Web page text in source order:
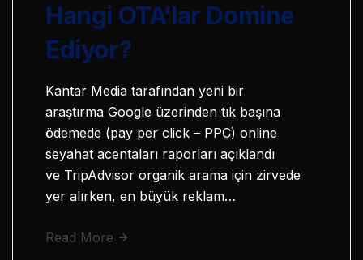
Hangi OTA’lar Domine
Ediyor?
Kantar Media tarafından yeni bir
araştırma Google üzerinden tık başına
ödemede (pay per click – PPC) online
seyahat acentaları raporları açıklandı
ve TripAdvisor organik arama için zirvede
yer alırken, en büyük reklam…
Read More